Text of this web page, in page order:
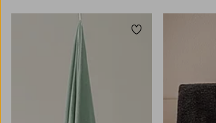
Dodaj do